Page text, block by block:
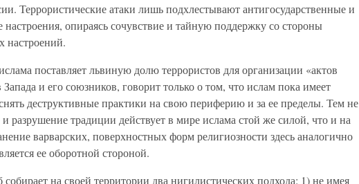
Террористические атаки лишь подхлестывают антигосударственные и
опираясь сочувствие и тайную поддержку со стороны
настроений.
поставляет львиную долю террористов для организации «актов
Запада и его союзников, говорит только о том, что ислам пока имеет
деструктивные практики на свою периферию и за ее пределы. Тем не
разрушение традиции действует в мире ислама стой же силой, что и на
варварских, поверхностных форм религиозности здесь аналогично
ее оборотной стороной.
собирает на своей территории два нигилистических подхода: 1) не имея